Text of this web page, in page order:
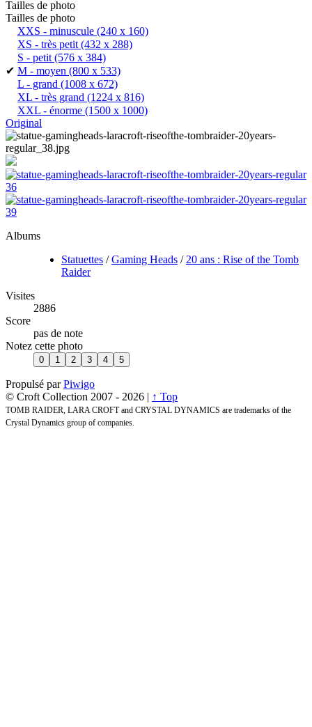
Tailles de photo
Tailles de photo
XXS - minuscule (240 x 160)
XS - très petit(432 x 288)
S - petit(576 x 384)
✔ M - moyen (800 x 533)
L - grand (1008 x 672)
XL - très grand (1224 x 816)
XXL - énorme (1500 x 1000)
Original
Albums
Statuettes /Gaming Heads /20 ans : Rise of the Tomb
Raider
Visites
2886
Score
pas de note
Notez cette photo
Propulsé parPiwigo
© Croft Collection 2007 - 2026 | ↑ Top
TOMB RAIDER, LARA CROFT and CRYSTAL DYNAMICS are trademarks of the
Crystal Dynamics group of companies.